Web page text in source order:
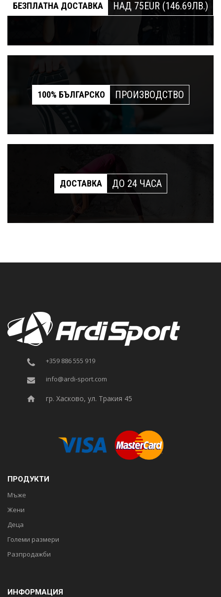
БЕЗПЛАТНА ДОСТАВКА НАД 75EUR (146.69ЛВ.)
100% БЪЛГАРСКО ПРОИЗВОДСТВО
ДОСТАВКА ДО 24 ЧАСА
+359 886 555 919
info@ardi-sport.com
гр. Хасково, ул. Тракия 45
ПРОДУКТИ
Мъже
Жени
Деца
Големи размери
Разпродажби
ИНФОРМАЦИЯ